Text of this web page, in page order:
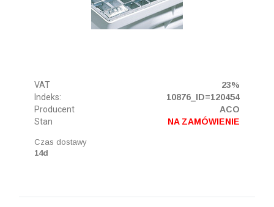
VAT
23%
Indeks:
10876_ID=120454
Producent
ACO
Stan
NA ZAMÓWIENIE
Czas dostawy
14d